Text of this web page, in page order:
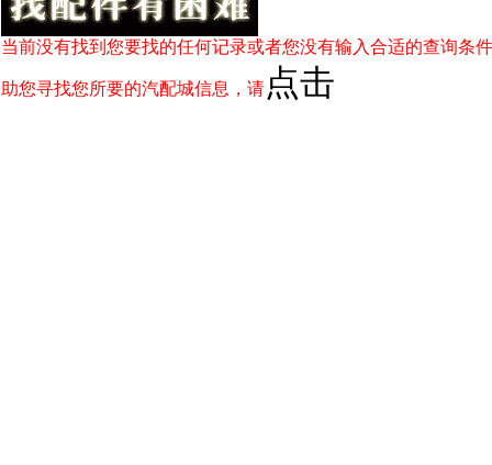
当前没有找到您要找的任何记录或者您没有输入合适的查询条
助您寻找您所要的汽配城信息，请 点击